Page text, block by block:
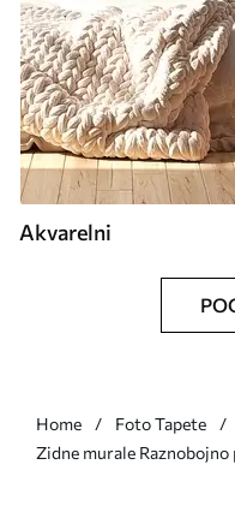
Akvarelni
Home Foto Tapete
Zidne murale